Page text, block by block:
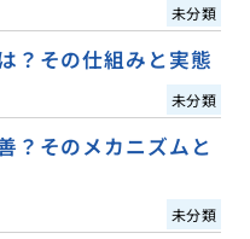
未分類
？その仕組みと実態
未分類
？そのメカニズムと
未分類